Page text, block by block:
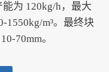
为 120kg/h，最大
1550kg/m³。最终块
70mm。